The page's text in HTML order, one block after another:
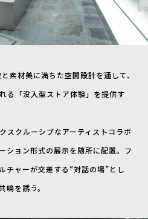
素材美に満ちた空間設計を通して、
る「没入型ストア体験」を提供す
スクルーシブなアーティストコラボ
ション形式の展示を随所に配置。フ
チャーが交差する“対話の場”とし
鳴を誘う。